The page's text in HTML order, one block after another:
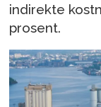
indirekte
prosent.